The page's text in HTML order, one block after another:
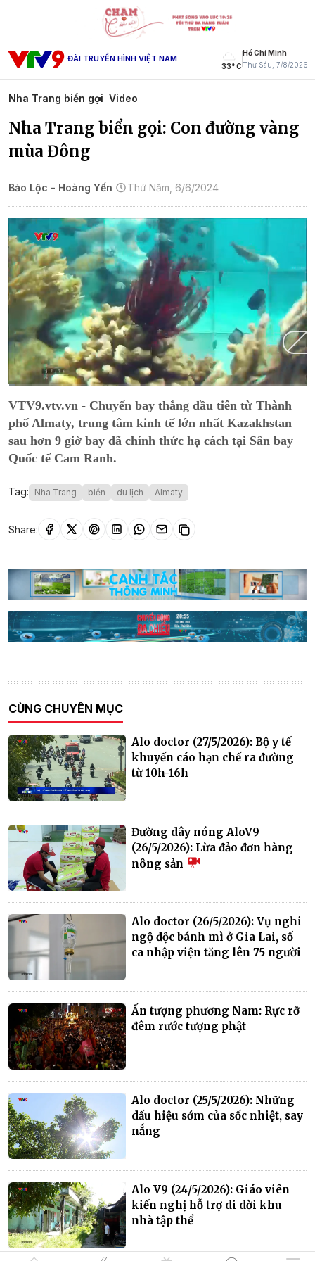
ĐÀI TRUYỀN HÌNH VIỆT NAM
33° C
Hồ Chí Minh
Thứ Sáu, 7/8/2026
Nha Trang biển gọi Video
Nha Trang biển gọi: Con đường vàng
mùa Đông
Bảo Lộc - Hoàng Yến Thứ Năm, 6/6/2024
Time
VTV9.vtv.vn - Chuyến bay thẳng đầu tiên từ Thành
phố Almaty, trung tâm kinh tế lớn nhất Kazakhstan
sau hơn 9 giờ bay đã chính thức hạ cách tại Sân bay
Quốc tế Cam Ranh.
Tag: Nha Trang biển du lịch Almaty
Share:
CÙNG CHUYÊN MỤC
Alo doctor (27/5/2026): Bộ y tế
khuyến cáo hạn chế ra đường
từ 10h-16h
Đường dây nóng AloV9
(26/5/2026): Lừa đảo đơn hàng
nông sản
Alo doctor (26/5/2026): Vụ nghi
ngộ độc bánh mì ở Gia Lai, số
ca nhập viện tăng lên 75 người
Ấn tượng phương Nam: Rực rỡ
đêm rước tượng phật
Alo doctor (25/5/2026): Những
dấu hiệu sớm của sốc nhiệt, say
nắng
Alo V9 (24/5/2026): Giáo viên
kiến nghị hỗ trợ di dời khu
nhà tập thể